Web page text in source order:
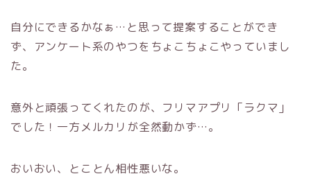
自分にできるかなぁ…と思って提案することができ
ず、アンケート系のやつをちょこちょこやっていまし
た。
意外と頑張ってくれたのが、フリマアプリ「ラクマ」
でした！一方メルカリが全然動かず…。
おいおい、とことん相性悪いな。